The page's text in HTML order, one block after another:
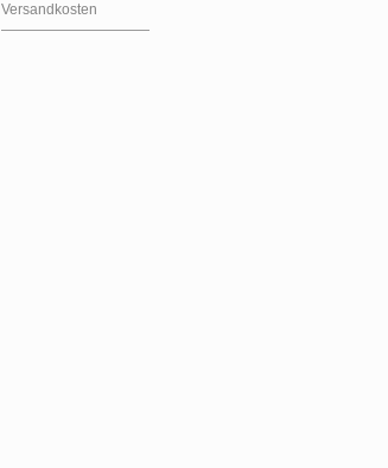
Versandkosten